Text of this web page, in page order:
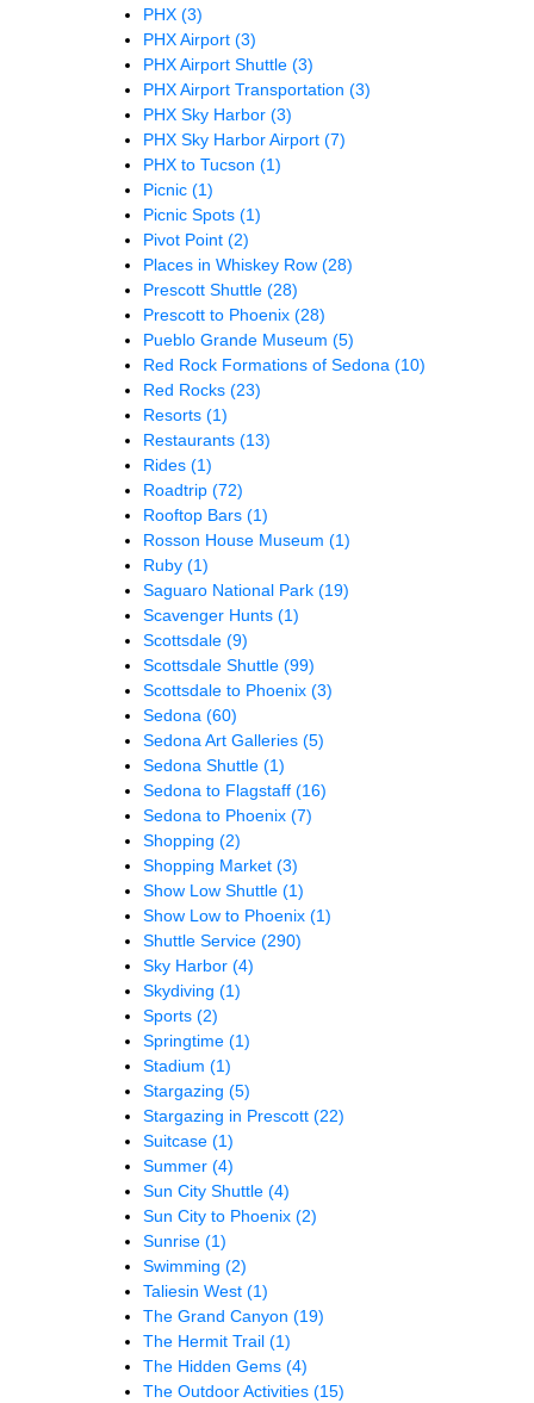
PHX (3)
PHX Airport (3)
PHX Airport Shuttle (3)
PHX Airport Transportation (3)
PHX Sky Harbor (3)
PHX Sky Harbor Airport (7)
PHX to Tucson (1)
Picnic (1)
Picnic Spots (1)
Pivot Point (2)
Places in Whiskey Row (28)
Prescott Shuttle (28)
Prescott to Phoenix (28)
Pueblo Grande Museum (5)
Red Rock Formations of Sedona (10)
Red Rocks (23)
Resorts (1)
Restaurants (13)
Rides (1)
Roadtrip (72)
Rooftop Bars (1)
Rosson House Museum (1)
Ruby (1)
Saguaro National Park (19)
Scavenger Hunts (1)
Scottsdale (9)
Scottsdale Shuttle (99)
Scottsdale to Phoenix (3)
Sedona (60)
Sedona Art Galleries (5)
Sedona Shuttle (1)
Sedona to Flagstaff (16)
Sedona to Phoenix (7)
Shopping (2)
Shopping Market (3)
Show Low Shuttle (1)
Show Low to Phoenix (1)
Shuttle Service (290)
Sky Harbor (4)
Skydiving (1)
Sports (2)
Springtime (1)
Stadium (1)
Stargazing (5)
Stargazing in Prescott (22)
Suitcase (1)
Summer (4)
Sun City Shuttle (4)
Sun City to Phoenix (2)
Sunrise (1)
Swimming (2)
Taliesin West (1)
The Grand Canyon (19)
The Hermit Trail (1)
The Hidden Gems (4)
The Outdoor Activities (15)